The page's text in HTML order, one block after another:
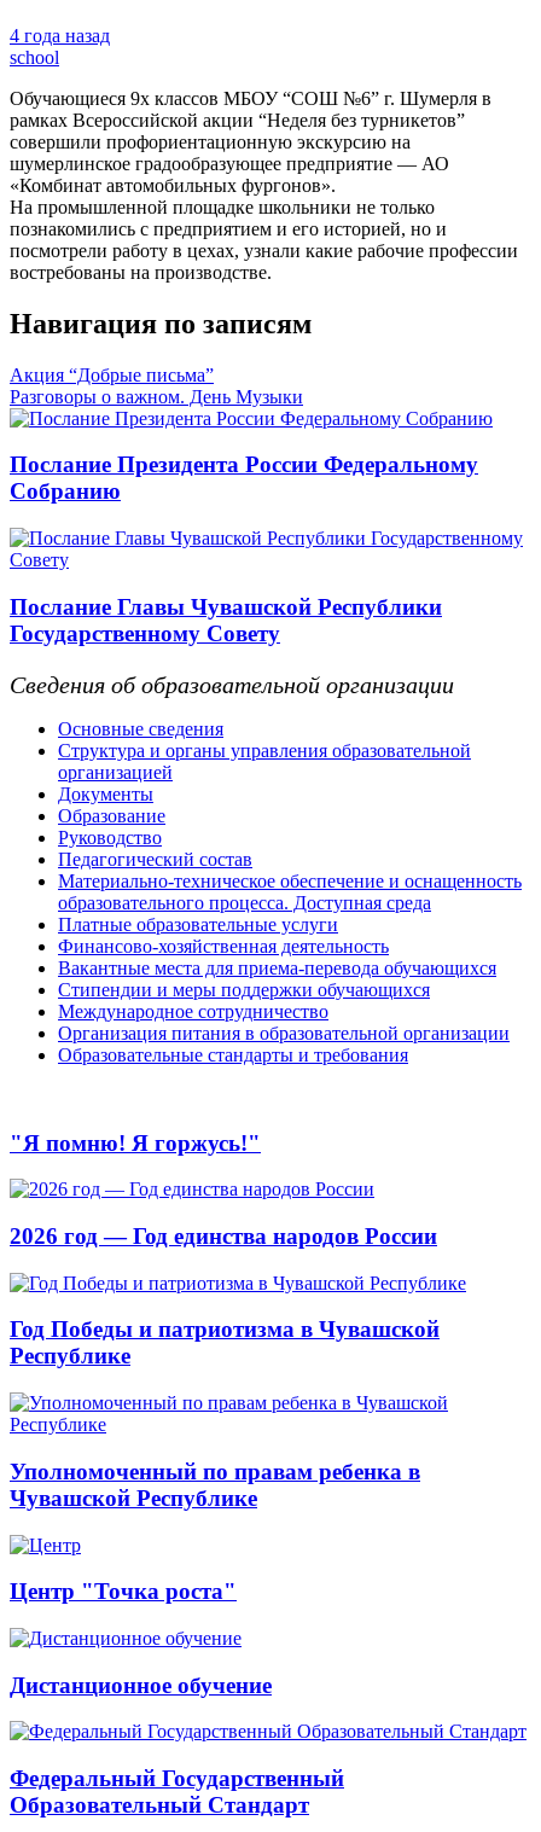
4 года назад
school
Обучающиеся 9х классов МБОУ “СОШ №6” г. Шумерля в
рамках Всероссийской акции “Неделя без турникетов”
совершили профориентационную экскурсию на
шумерлинское градообразующее предприятие — АО
«Комбинат автомобильных фургонов».
На промышленной площадке школьники не только
познакомились с предприятием и его историей, но и
посмотрели работу в цехах, узнали какие рабочие профессии
востребованы на производстве.
Навигация по записям
Акция “Добрые письма”
Разговоры о важном. День Музыки
Послание Президента России Федеральному
Собранию
Послание Главы Чувашской Республики
Государственному Совету
Сведения об образовательной организации
Основные сведения
Структура и органы управления образовательной
организацией
Документы
Образование
Руководство
Педагогический состав
Материально-техническое обеспечение и оснащенность
образовательного процесса. Доступная среда
Платные образовательные услуги
Финансово-хозяйственная деятельность
Вакантные места для приема-перевода обучающихся
Стипендии и меры поддержки обучающихся
Международное сотрудничество
Организация питания в образовательной организации
Образовательные стандарты и требования
"Я помню! Я горжусь!"
2026 год — Год единства народов России
Год Победы и патриотизма в Чувашской
Республике
Уполномоченный по правам ребенка в
Чувашской Республике
Центр "Точка роста"
Дистанционное обучение
Федеральный Государственный
Образовательный Стандарт